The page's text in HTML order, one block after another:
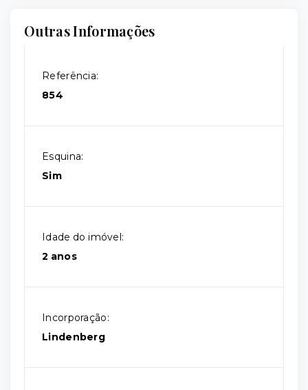
Outras Informações
Referência:
854
Esquina:
Sim
Idade do imóvel:
2 anos
Incorporação:
Lindenberg